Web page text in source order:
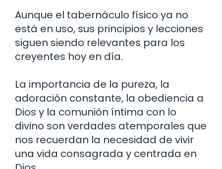
Aunque el tabernáculo físico ya no
está en uso, sus principios y lecciones
siguen siendo relevantes para los
creyentes hoy en día.
La importancia de la pureza, la
adoración constante, la obediencia a
Dios y la comunión íntima con lo
divino son verdades atemporales que
nos recuerdan la necesidad de vivir
una vida consagrada y centrada en